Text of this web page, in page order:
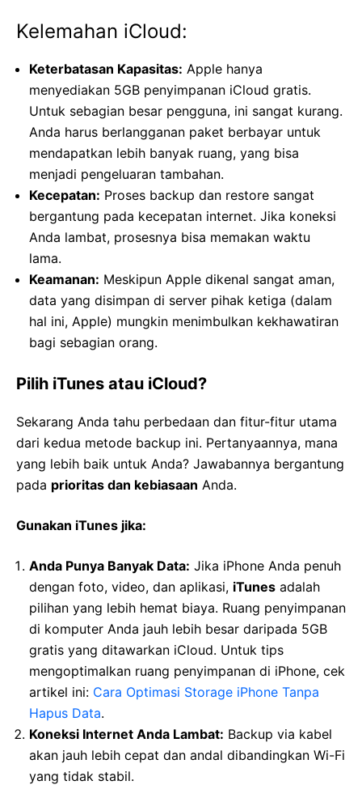
Kelemahan iCloud:
Keterbatasan Kapasitas: Apple hanya
menyediakan 5GB penyimpanan iCloud gratis.
Untuk sebagian besar pengguna, ini sangat kurang.
Anda harus berlangganan paket berbayar untuk
mendapatkan lebih banyak ruang, yang bisa
menjadi pengeluaran tambahan.
Kecepatan: Proses backup dan restore sangat
bergantung pada kecepatan internet. Jika koneksi
Anda lambat, prosesnya bisa memakan waktu
lama.
Keamanan: Meskipun Apple dikenal sangat aman,
data yang disimpan di server pihak ketiga (dalam
hal ini, Apple) mungkin menimbulkan kekhawatiran
bagi sebagian orang.
Pilih iTunes atau iCloud?
Sekarang Anda tahu perbedaan dan fitur-fitur utama
dari kedua metode backup ini. Pertanyaannya, mana
yang lebih baik untuk Anda? Jawabannya bergantung
pada prioritas dan kebiasaan Anda.
Gunakan iTunes jika:
Anda Punya Banyak Data: Jika iPhone Anda penuh
dengan foto, video, dan aplikasi, iTunes adalah
pilihan yang lebih hemat biaya. Ruang penyimpanan
di komputer Anda jauh lebih besar daripada 5GB
gratis yang ditawarkan iCloud. Untuk tips
mengoptimalkan ruang penyimpanan di iPhone, cek
artikel ini: Cara Optimasi Storage iPhone Tanpa
Hapus Data.
Koneksi Internet Anda Lambat: Backup via kabel
akan jauh lebih cepat dan andal dibandingkan Wi-Fi
yang tidak stabil.